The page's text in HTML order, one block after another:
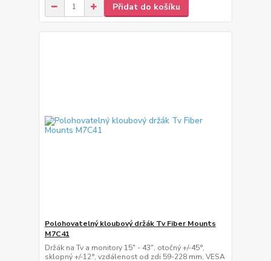
Přidat do košíku
Polohovatelný kloubový držák Tv Fiber Mounts
M7C41
Držák na Tv a monitory 15" - 43", otočný +/-45°,
sklopný +/-12°, vzdálenost od zdi 59-228 mm, VESA